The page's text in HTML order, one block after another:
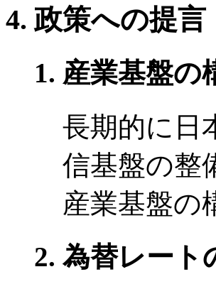
政策への提言
産業基盤の
長期的に日
信基盤の整
産業基盤の
為替レート